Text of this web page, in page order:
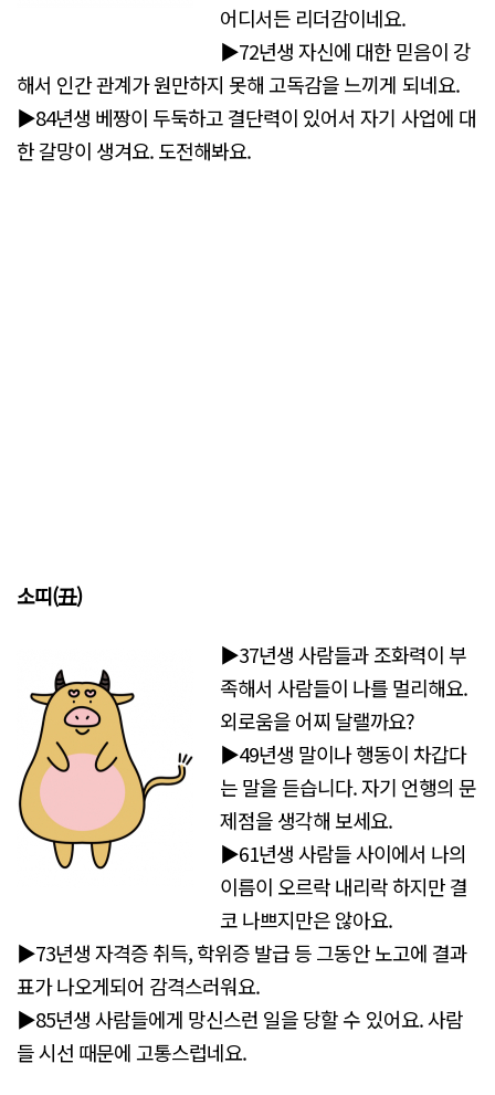
어디서든 리더감이네요.
▶72년생 자신에 대한 믿음이 강
해서 인간 관계가 원만하지 못해 고독감을 느끼게 되네요.
▶84년생 베짱이 두둑하고 결단력이 있어서 자기 사업에 대
한 갈망이 생겨요. 도전해봐요.
소띠(丑)
▶37년생 사람들과 조화력이 부
족해서 사람들이 나를 멀리해요.
외로움을 어찌 달랠까요?
▶49년생 말이나 행동이 차갑다
는 말을 듣습니다. 자기 언행의 문
제점을 생각해 보세요.
▶61년생 사람들 사이에서 나의
이름이 오르락 내리락 하지만 결
코 나쁘지만은 않아요.
▶73년생 자격증 취득, 학위증 발급 등 그동안 노고에 결과
표가 나오게되어 감격스러워요.
▶85년생 사람들에게 망신스런 일을 당할 수 있어요. 사람
들 시선 때문에 고통스럽네요.